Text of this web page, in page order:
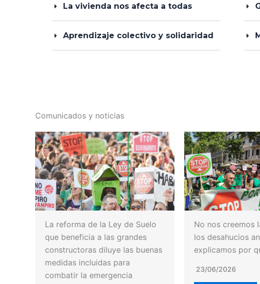
La vivienda nos afecta a todas
Aprendizaje colectivo y solidaridad
Comunicados y noticias
La reforma de la Ley de Suelo
que beneficia a las grandes
constructoras diluye las buenas
medidas incluidas para
combatir la emergencia
No nos creemos
los desahucios
explicamos por
23/06/2026